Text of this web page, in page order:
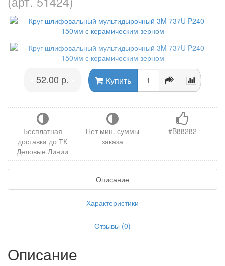
52.00 р. Купить
Бесплатная
доставка до ТК
Деловые Линии
Нет мин. суммы
заказа
#B88282
Описание
Характеристики
Отзывы (0)
Описание